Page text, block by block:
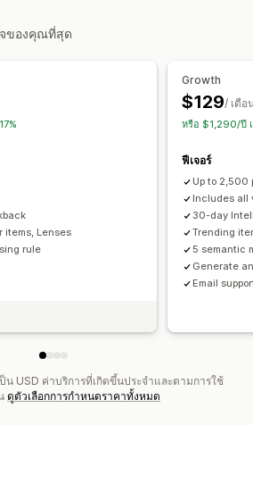
ติดตามการซื้อ
จของคุณที่สุด
items, Lenses
rule
Growth
$129/ เดือ
หรือ $1,290/ปี
ฟีเจอร์
Up to 2,500
Includes all
30-day
Trending
5 semantic
Generate
Email
น USD ค่าบริการที่เกิดขึ้นประจำและตามการใช้
ดูตัวเลือกการกำหนดราคาทั้งหมด